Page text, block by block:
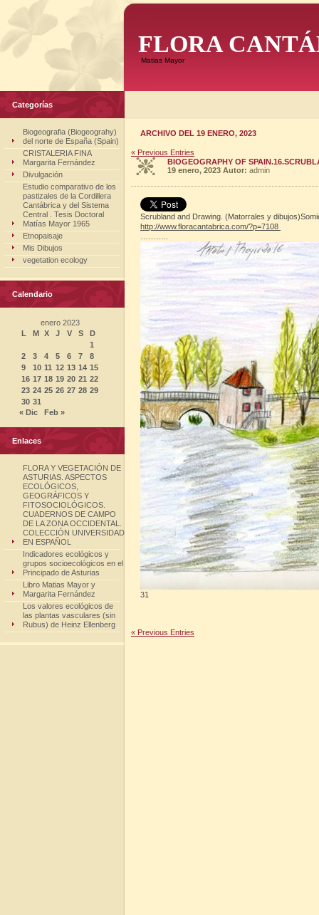
FLORA
Matias Mayor
Categorías
Biogeografia (Biogeograhy)
del norte de España (Spain)
CRISTALERIA FINA
Margarita Fernández
Divulgación
Estudio comparativo de los
pastizales de la Cordillera
Cantábrica y del Sistema
Central . Tesis Doctoral
Matías Mayor 1965
Etnopaisaje
Mis Dibujos
vegetation ecology
Calendario
enero 2023
L
M X J V S
D
1
2
3 4 5 6 7
8
9
10 11 12 13 14 15
16 17 18 19 20 21 22
23 24 25 26 27 28 29
30 31
« Dic
Feb »
Enlaces
FLORA Y VEGETACIÓN DE
ASTURIAS. ASPECTOS
ECOLÓGICOS,
GEOGRÁFICOS Y
FITOSOCIOLÓGICOS.
CUADERNOS DE CAMPO
DE LA ZONA OCCIDENTAL.
COLECCIÓN UNIVERSIDAD
EN ESPAÑOL
Indicadores ecológicos y
grupos socioecológicos en el
Principado de Asturias
Libro Matias Mayor y
Margarita Fernández
Los valores ecológicos de
las plantas vasculares (sin
Rubus) de Heinz Ellenberg
ARCHIVO DEL 19 ENERO, 2023
« Previous Entries
BIOGEOGRAPHY OF
19 enero, 2023 Autor: admin
Scrubland and Drawing. (Matorrales y
http://www.floracantabrica.com/?p=7108
31
« Previous Entries